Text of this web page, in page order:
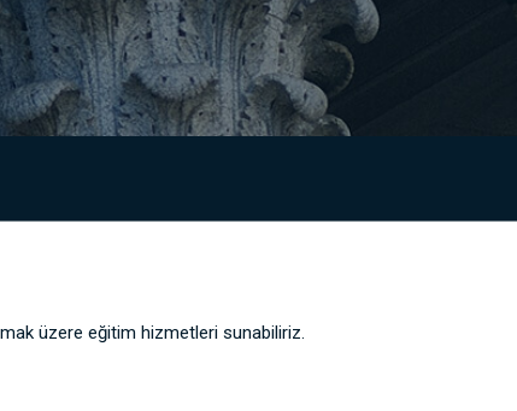
üzere eğitim hizmetleri sunabiliriz.